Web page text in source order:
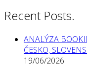
Recent Posts.
ANALÝZA
ČESKO,
19/06/2026